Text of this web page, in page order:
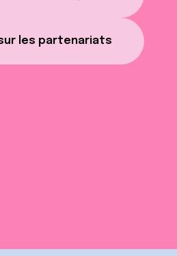
les partenariats